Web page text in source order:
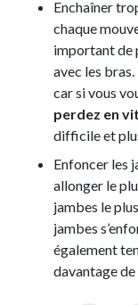
Enchaîner
chaque
important de
avec les
car si vous
perdez en
difficile et
Enfoncer les
allonger le
jambes le
jambes
également
davantage de